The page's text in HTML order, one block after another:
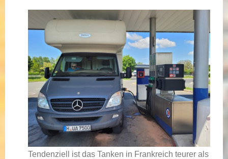
Tendenziell ist das Tanken in Frankreich teurer als